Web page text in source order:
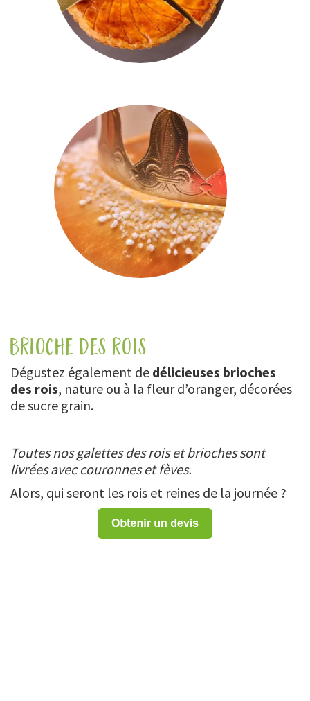
brioche des rois
Dégustez également de délicieuses brioches
des rois, nature ou à la fleur d’oranger, décorées
de sucre grain.
Toutes nos galettes des rois et brioches sont
livrées avec couronnes et fèves.
Alors, qui seront les rois et reines de la journée ?